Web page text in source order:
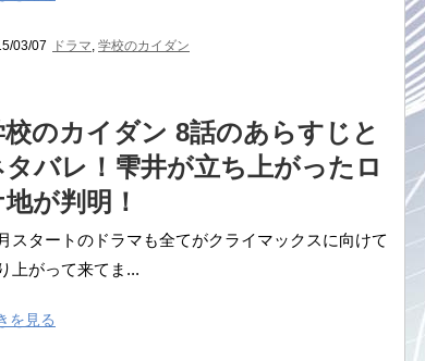
03/07 ドラマ, 学校のカイダン
校のカイダン 8話のあらすじと
タバレ！雫井が立ち上がったロ
が判明！
スタートのドラマも全てがクライマックスに向けて
上がって来てま...
を見る